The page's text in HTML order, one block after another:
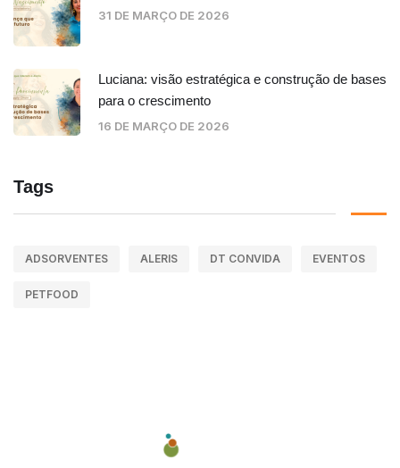
31 DE MARÇO DE 2026
Luciana: visão estratégica e construção de bases
para o crescimento
16 DE MARÇO DE 2026
Tags
ADSORVENTES ALERIS DT CONVIDA EVENTOS
PETFOOD